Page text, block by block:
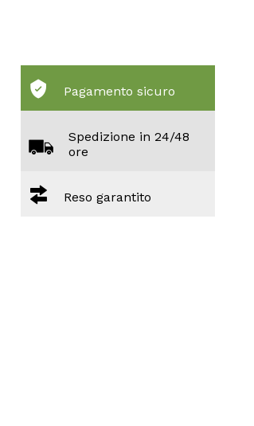
Pagamento sicuro
Spedizione in 24/48
ore
Reso garantito